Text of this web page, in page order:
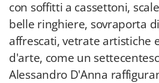
con soffitti a cassettoni,
belle ringhiere, sovraporta
affrescati, vetrate artistiche
d'arte, come un
Alessandro D'Anna